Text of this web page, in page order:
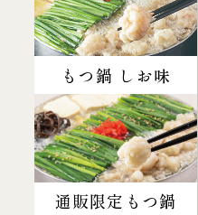
もつ鍋 しお味
通販限定もつ鍋